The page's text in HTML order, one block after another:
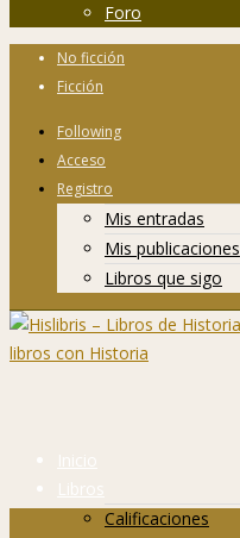
Foro
No ficción
Ficción
Following
Acceso
Registro
Mis entradas
Mis publicaciones
Libros que sigo
Inicio
Libros
Calificaciones